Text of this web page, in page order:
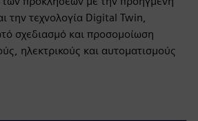
την τεχνολογία Digital Twin,
σχεδιασμό και προσομοίωση
ηλεκτρικούς και αυτοματισμούς